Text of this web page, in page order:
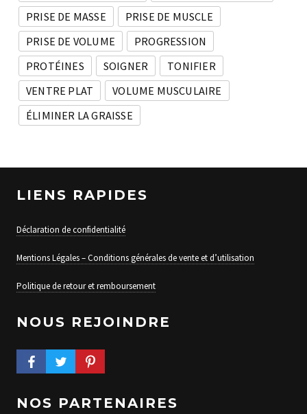
PRISE DE MASSE
PRISE DE MUSCLE
PRISE DE VOLUME
PROGRESSION
PROTÉINES
SOIGNER
TONIFIER
VENTRE PLAT
VOLUME MUSCULAIRE
ÉLIMINER LA GRAISSE
LIENS RAPIDES
Déclaration de confidentialité
Mentions Légales – Conditions générales de vente et d’utilisation
Politique de retour et remboursement
NOUS REJOINDRE
FACEBOOK PROFILE
TWITTER PROFILEPINTEREST PROFILE
NOS PARTENAIRES